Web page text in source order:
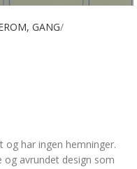
GANG
og har ingen hemninger.
avrundet design som